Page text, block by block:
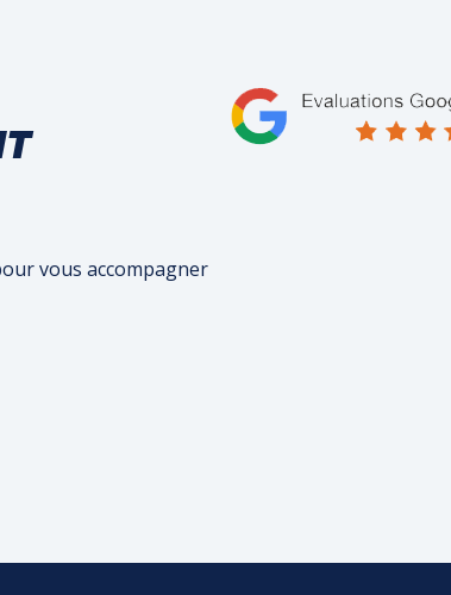
vous accompagner